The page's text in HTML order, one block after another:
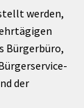
werden,
Bürgerbüro,
der